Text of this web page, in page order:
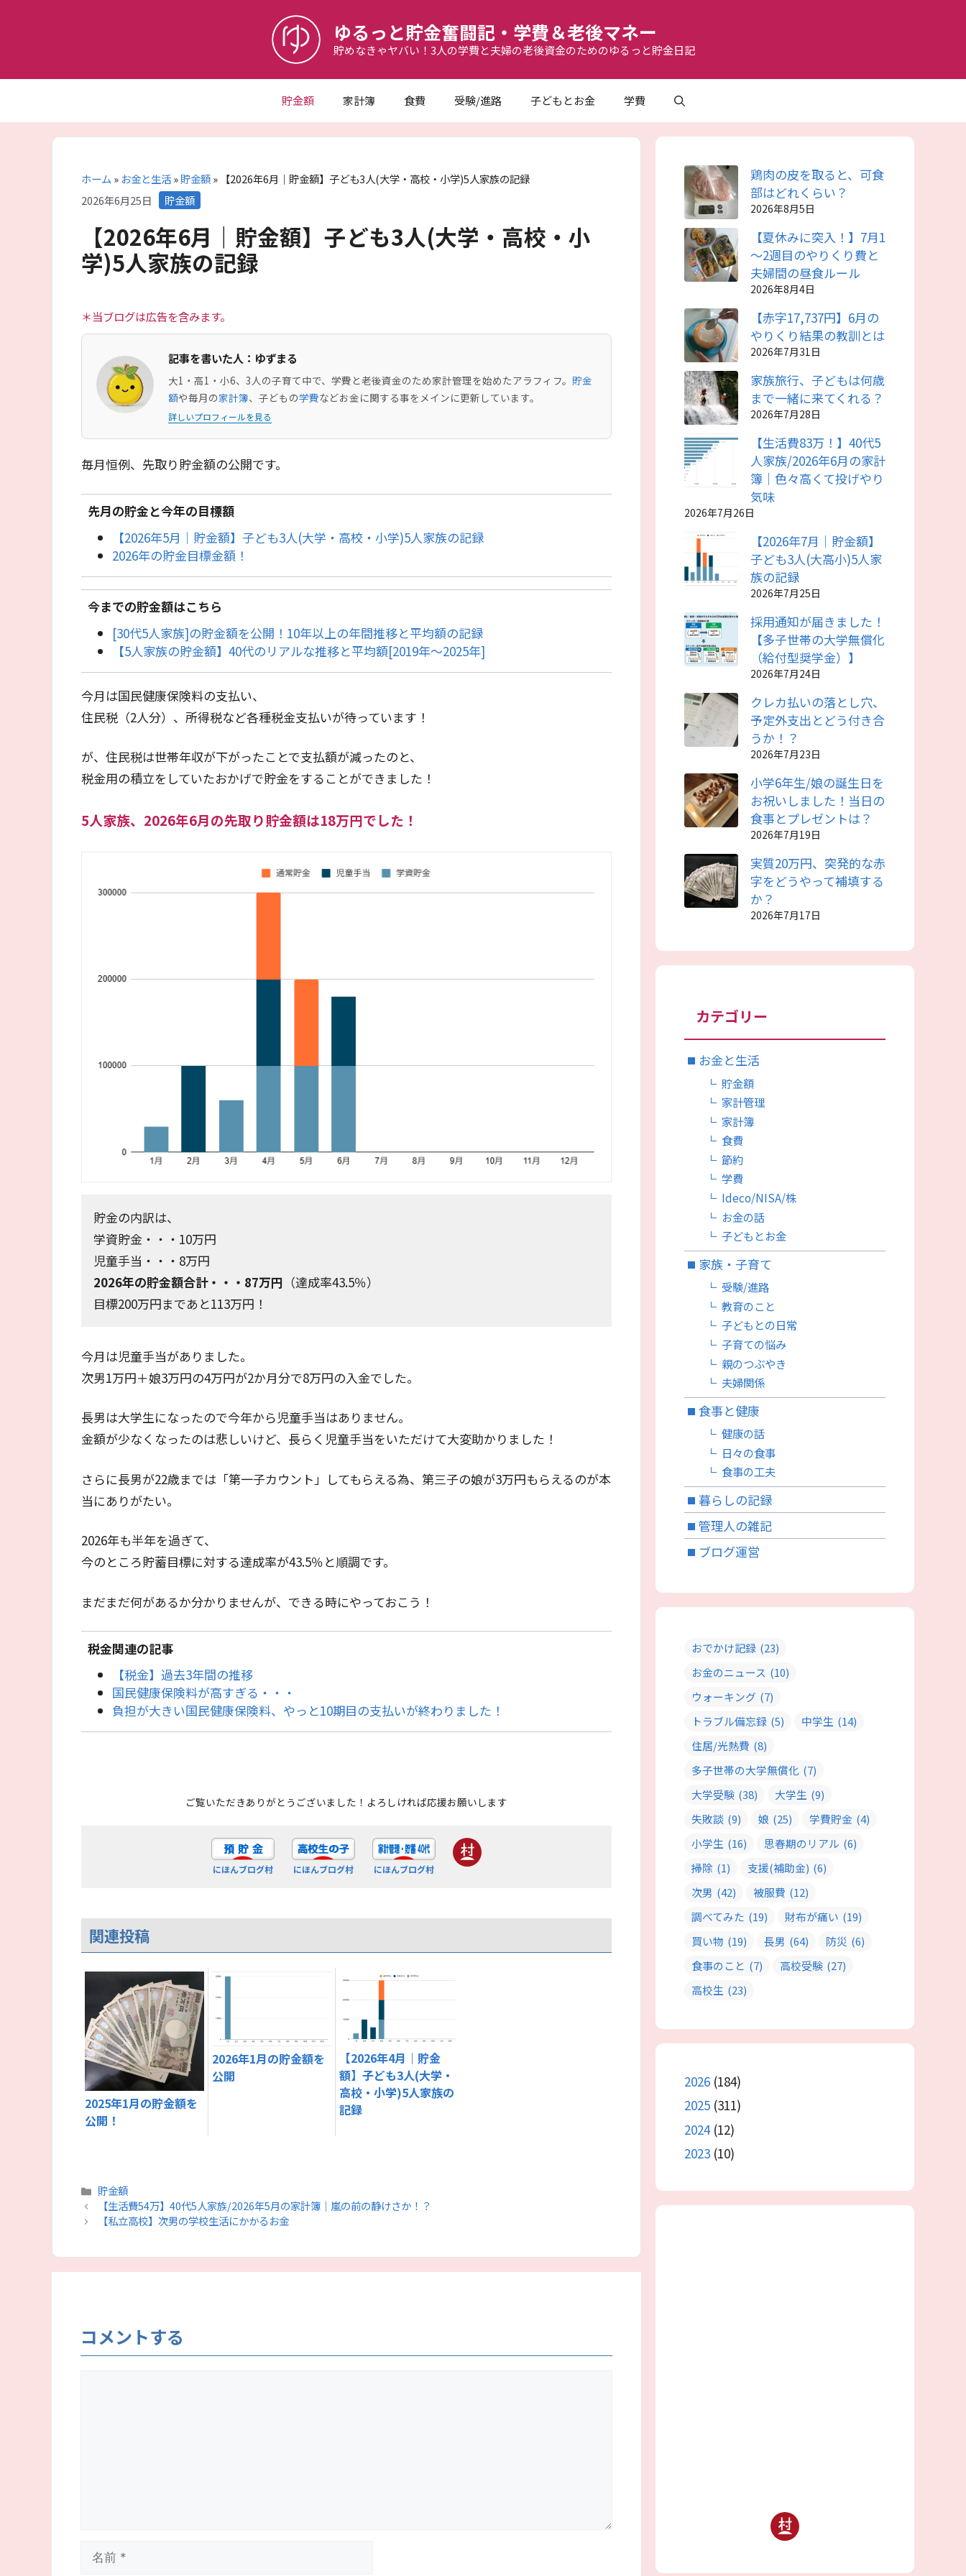
ツ
ゆるっと貯金奮闘記・学費＆老後マネー
貯めなきゃヤバい！3人の学費と夫婦の老後資金のためのゆるっと貯金日記
貯金額 家計簿 食費 受験/進路 子どもとお金 学費
ホーム» お金と生活»貯金額» 【2026年6月｜貯金額】子ども3人(大学・高校・小学)5人家族の記録
2026年6月25日 カ
テ
ゴ
リ
ー
貯金額
【2026年6月｜貯金額】子ども3人(大学・高校・小
学)5人家族の記録
＊当ブログは広告を含みます。
記事を書いた人：ゆずまる
大1・高1・小6、3人の子育て中で、学費と老後資金のため家計管理を始めたアラフィフ。 貯金
額や毎月の家計簿、子どもの学費などお金に関する事をメインに更新しています。
詳しいプロフィールを見る
毎月恒例、先取り貯金額の公開です。
先月の貯金と今年の目標額
【2026年5月｜貯金額】子ども3人(大学・高校・小学)5人家族の記録
2026年の貯金目標金額！
今までの貯金額はこちら
[30代5人家族]の貯金額を公開！10年以上の年間推移と平均額の記録
【5人家族の貯金額】40代のリアルな推移と平均額[2019年〜2025年]
今月は国民健康保険料の支払い、
住民税（2人分）、所得税など各種税金支払いが待っています！
が、住民税は世帯年収が下がったことで支払額が減ったのと、
税金用の積立をしていたおかげで貯金をすることができました！
5人家族、2026年6月の先取り貯金額は18万円でした！
貯金の内訳は、
学資貯金・・・10万円
児童手当・・・8万円
2026年の貯金額合計・・・87万円 （達成率43.5％）
目標200万円まであと113万円！
今月は児童手当がありました。
次男1万円＋娘3万円の4万円が2か月分で8万円の入金でした。
長男は大学生になったので今年から児童手当はありません。
金額が少なくなったのは悲しいけど、長らく児童手当をいただけて大変助かりました！
さらに長男が22歳までは「第一子カウント」してもらえる為、第三子の娘が3万円もらえるのが本
当にありがたい。
2026年も半年を過ぎて、
今のところ貯蓄目標に対する達成率が43.5％と順調です。
まだまだ何があるか分かりませんが、できる時にやっておこう！
税金関連の記事
【税金】過去3年間の推移
国民健康保険料が高すぎる・・・
負担が大きい国民健康保険料、やっと10期目の支払いが終わりました！
ご覧いただきありがとうございました！よろしければ応援お願いします
にほんブログ村 にほんブログ村 にほんブログ村
関連投稿
2025年1月の貯金額を
公開！
2026年1月の貯金額を
公開
【2026年4月｜貯金
額】子ども3人(大学・
高校・小学)5人家族の
記録
カ
テ
ゴ
貯金額
【生活費54万】40代5人家族/2026年5月の家計簿｜嵐の前の静けさか！？
【私立高校】次男の学校生活にかかるお金
コメントする
鶏肉の皮を取ると、可食
部はどれくらい？
2026年8月5日
【夏休みに突入！】7月1
～2週目のやりくり費と
夫婦間の昼食ルール
2026年8月4日
【赤字17,737円】6月の
やりくり結果の教訓とは
2026年7月31日
家族旅行、子どもは何歳
まで一緒に来てくれる？
2026年7月28日
【生活費83万！】40代5
人家族/2026年6月の家計
簿｜色々高くて投げやり
気味
2026年7月26日
【2026年7月｜貯金額】
子ども3人(大高小)5人家
族の記録
2026年7月25日
採用通知が届きました！
【多子世帯の大学無償化
（給付型奨学金）】
2026年7月24日
クレカ払いの落とし穴、
予定外支出とどう付き合
うか！？
2026年7月23日
小学6年生/娘の誕生日を
お祝いしました！当日の
食事とプレゼントは？
2026年7月19日
実質20万円、突発的な赤
字をどうやって補填する
か？
2026年7月17日
カテゴリー
お金と生活
貯金額
家計管理
家計簿
食費
節約
学費
Ideco/NISA/株
お金の話
子どもとお金
家族・子育て
受験/進路
教育のこと
子どもとの日常
子育ての悩み
親のつぶやき
夫婦関係
食事と健康
健康の話
日々の食事
食事の工夫
暮らしの記録
管理人の雑記
ブログ運営
おでかけ記録 (23)
お金のニュース (10)
ウォーキング (7)
トラブル備忘録 (5) 中学生 (14)
住居/光熱費 (8)
多子世帯の大学無償化 (7)
大学受験 (38) 大学生 (9)
失敗談 (9) 娘 (25) 学費貯金 (4)
小学生 (16) 思春期のリアル (6)
掃除 (1) 支援(補助金) (6)
次男 (42) 被服費 (12)
調べてみた (19) 財布が痛い (19)
買い物 (19) 長男 (64) 防災 (6)
食事のこと (7) 高校受験 (27)
高校生 (23)
2026 (184)
2025 (311)
2024(12)
2023 (10)